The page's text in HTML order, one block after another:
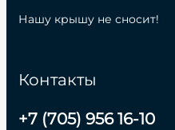
Контакты
+7 (705) 956 16-10
Нашу крышу не сносит!